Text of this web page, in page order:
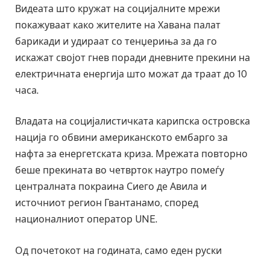
Видеата што кружат на социјалните мрежи
покажуваат како жителите на Хавана палат
барикади и удираат со тенџериња за да го
искажат својот гнев поради дневните прекини на
електричната енергија што можат да траат до 10
часа.
Владата на социјалистичката карипска островска
нација го обвини американското ембарго за
нафта за енергетската криза. Мрежата повторно
беше прекината во четврток наутро помеѓу
централната покраина Сиего де Авила и
источниот регион Гвантанамо, според
националниот оператор UNE.
Од почетокот на годината, само еден руски